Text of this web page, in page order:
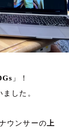
」！
した。
ウンサーの上